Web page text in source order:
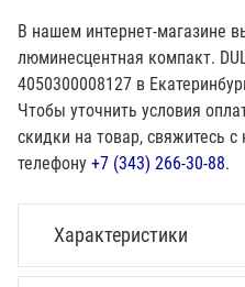
В нашем интернет-магазине
люминесцентная компакт.
4050300008127 в
Чтобы уточнить условия
скидки на товар, свяжитесь
телефону +7 (343) 266-30-88.
Характеристики